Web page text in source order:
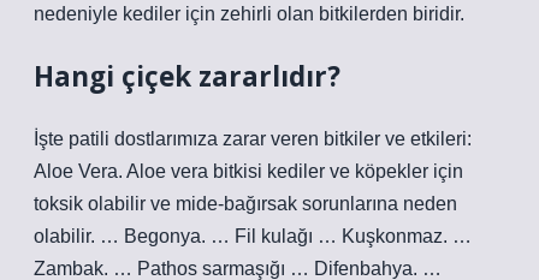
nedeniyle kediler için zehirli olan bitkilerden biridir.
Hangi çiçek zararlıdır?
İşte patili dostlarımıza zarar veren bitkiler ve etkileri:
Aloe Vera. Aloe vera bitkisi kediler ve köpekler için
toksik olabilir ve mide-bağırsak sorunlarına neden
olabilir. … Begonya. … Fil kulağı … Kuşkonmaz. …
Zambak. … Pathos sarmaşığı … Difenbahya. …